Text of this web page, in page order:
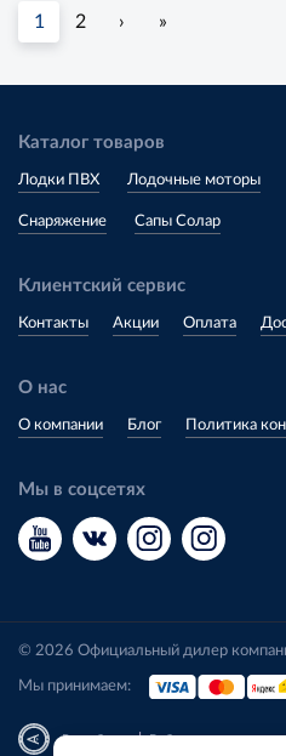
1 2 › »
Каталог товаров
Лодки ПВХ Лодочные моторы
Снаряжение Сапы Солар
Клиентский сервис
Контакты Акции Оплата
О нас
О компании Блог Политика
Мы в соцсетях
© 2026 Официальный дилер
Мы принимаем:
Разработка|Веб-аналитика